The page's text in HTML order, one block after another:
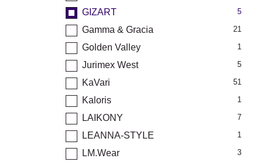
GIZART 5
Gamma & Gracia 21
Golden Valley 1
Jurimex West 5
KaVari 51
Kaloris 1
LAIKONY 7
LEANNA-STYLE 1
LM.Wear 3